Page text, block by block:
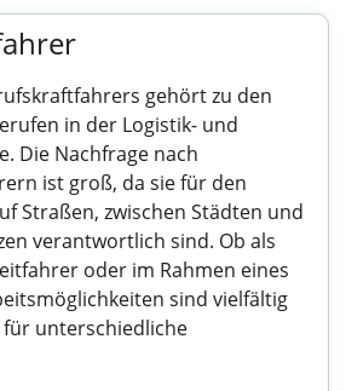
gehört zu den
in der Logistik- und
Die Nachfrage nach
ist groß, da sie für den
Straßen, zwischen Städten und
verantwortlich sind. Ob als
oder im Rahmen eines
sind vielfältig
unterschiedliche